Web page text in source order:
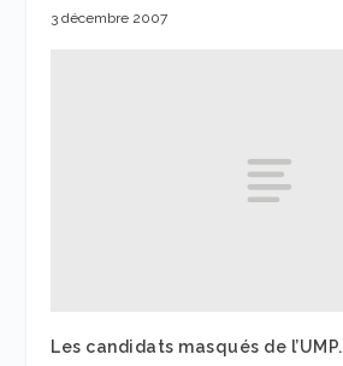
3 décembre 2007
Les candidats masqués de l’UMP.